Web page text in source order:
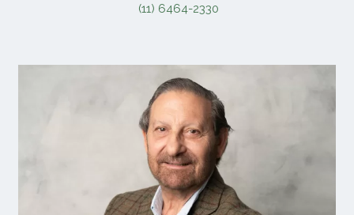
(11) 6464-2330